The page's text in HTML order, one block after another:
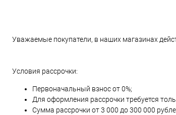
Уважаемые покупатели, в наших магазинах
Условия рассрочки:
Первоначальный взнос от 0%;
Для оформления рассрочки требуется
Сумма рассрочки от 3 000 до 300 000